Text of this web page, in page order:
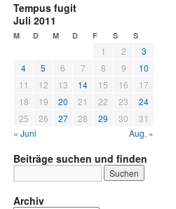
Tempus fugit
Juli 2011
M D M D F S S
1 2
3
4
5 6 7 8 9
10
11
12 13 14 15 16
17
18
19 20 21 22 23
24
25
26 27 28 29 30
31
« Juni
Aug. »
Beiträge suchen und finden
Archiv